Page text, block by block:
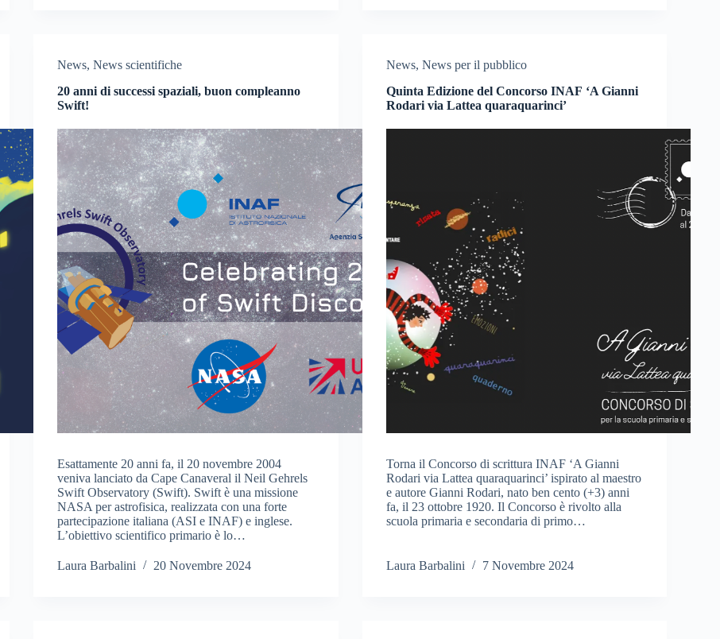
News,News scientifiche
20 anni di successi spaziali, buon compleanno
Swift!
Esattamente 20 anni fa, il 20 novembre 2004
veniva lanciato da Cape Canaveral il Neil Gehrels
Swift Observatory (Swift). Swift è una missione
NASA per astrofisica, realizzata con una forte
partecipazione italiana (ASI e INAF) e inglese.
L’obiettivo scientifico primario è lo…
Laura Barbalini 20 Novembre 2024
News, News per il pubblico
Quinta Edizione del Concorso INAF ‘A Gianni
Rodari via Lattea quaraquarinci’
Torna il Concorso di scrittura INAF ‘A Gianni
Rodari via Lattea quaraquarinci’ ispirato al maestro
e autore Gianni Rodari, nato ben cento (+3) anni
fa, il 23 ottobre 1920. Il Concorso è rivolto alla
scuola primaria e secondaria di primo…
Laura Barbalini 7 Novembre 2024